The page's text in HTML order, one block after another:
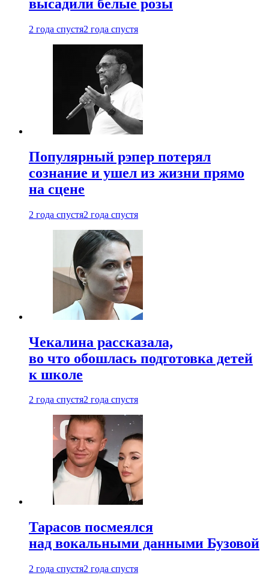
высадили белые розы
2 года спустя2 года спустя
Популярный рэпер потерял
сознание и ушел из жизни прямо
на сцене
2 года спустя2 года спустя
Чекалина рассказала,
во что обошлась подготовка детей
к школе
2 года спустя2 года спустя
Тарасов посмеялся
над вокальными данными Бузовой
2 года спустя2 года спустя